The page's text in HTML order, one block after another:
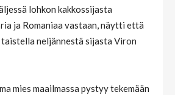
lohkon kakkossijasta
ja Romaniaa vastaan, näytti että
neljännestä sijasta Viron
mies maailmassa pystyy tekemään